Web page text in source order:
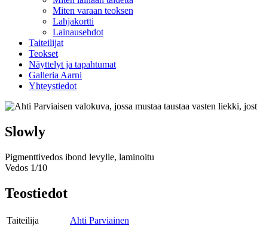
Miten varaan teoksen
Lahjakortti
Lainausehdot
Taiteilijat
Teokset
Näyttelyt ja tapahtumat
Galleria Aarni
Yhteystiedot
Slowly
Pigmenttivedos ibond levylle, laminoitu
Vedos 1/10
Teostiedot
Taiteilija
Ahti Parviainen